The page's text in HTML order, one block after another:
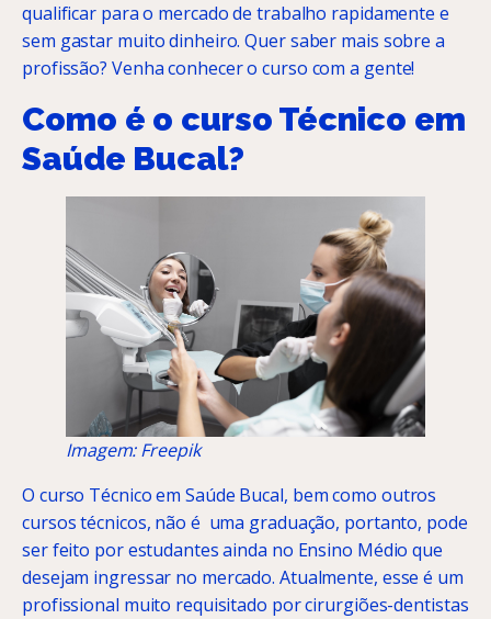
qualificar para o mercado de trabalho rapidamente e
sem gastar muito dinheiro. Quer saber mais sobre a
profissão? Venha conhecer o curso com a gente!
Como é o curso Técnico em
Saúde Bucal?
Imagem: Freepik
O curso Técnico em Saúde Bucal, bem como outros
cursos técnicos, não é uma graduação, portanto, pode
ser feito por estudantes ainda no Ensino Médio que
desejam ingressar no mercado. Atualmente, esse é um
profissional muito requisitado por cirurgiões-dentistas